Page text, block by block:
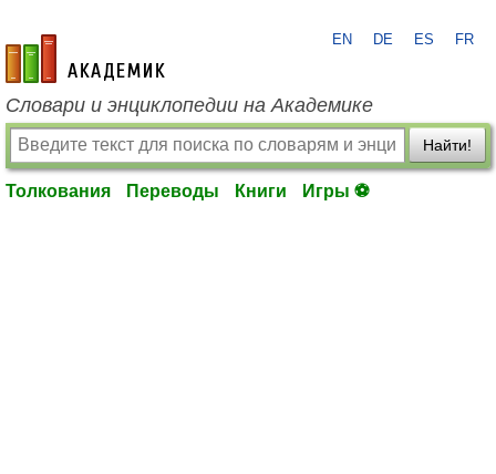
academic.ru
EN DE ES FR
Словари и энциклопедии на Академике
Найти!
Толкования Переводы Книги Игры ⚽